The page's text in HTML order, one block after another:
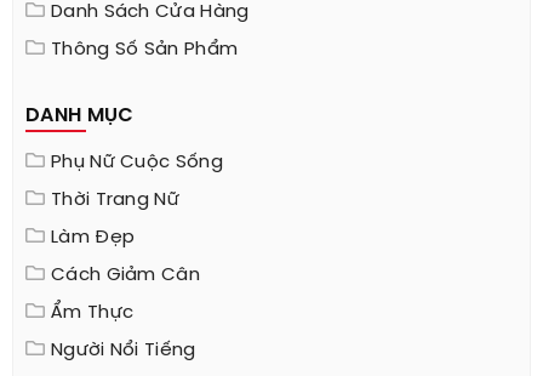
Danh Sách Cửa Hàng
Thông Số Sản Phẩm
DANH MỤC
Phụ Nữ Cuộc Sống
Thời Trang Nữ
Làm Đẹp
Cách Giảm Cân
Ẩm Thực
Người Nổi Tiếng